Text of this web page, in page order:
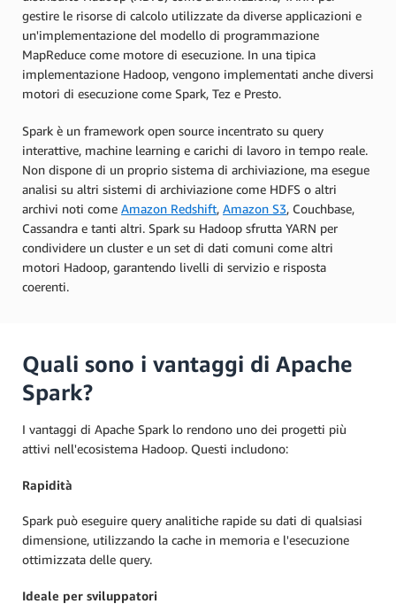
gestire le risorse di calcolo utilizzate da diverse applicazioni e
un'implementazione del modello di programmazione
MapReduce come motore di esecuzione. In una tipica
implementazione Hadoop, vengono implementati anche diversi
motori di esecuzione come Spark, Tez e Presto.
Spark è un framework open source incentrato su query
interattive, machine learning e carichi di lavoro in tempo reale.
Non dispone di un proprio sistema di archiviazione, ma esegue
analisi su altri sistemi di archiviazione come HDFS o altri
archivi noti come Amazon Redshift, Amazon S3, Couchbase,
Cassandra e tanti altri. Spark su Hadoop sfrutta YARN per
condividere un cluster e un set di dati comuni come altri
motori Hadoop, garantendo livelli di servizio e risposta
coerenti.
Quali sono i vantaggi di Apache
Spark?
I vantaggi di Apache Spark lo rendono uno dei progetti più
attivi nell'ecosistema Hadoop. Questi includono:
Rapidità
Spark può eseguire query analitiche rapide su dati di qualsiasi
dimensione, utilizzando la cache in memoria e l'esecuzione
ottimizzata delle query.
Ideale per sviluppatori